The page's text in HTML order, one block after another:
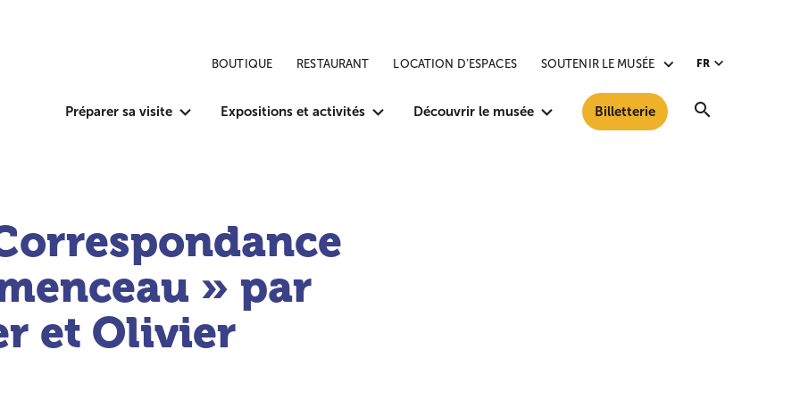
Préparer sa visite Expositions et activités Découvrir le musée Billetterie
BOUTIQUE RESTAURANT LOCATION D’ESPACES SOUTENIR LE MUSÉE FR
» par
et Olivier